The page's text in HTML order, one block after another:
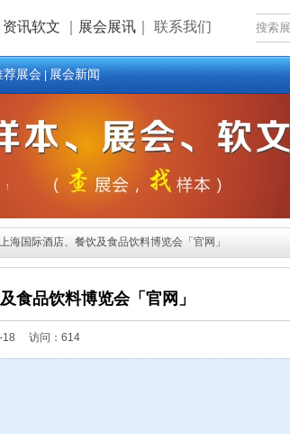
资讯软文 展会展讯 联系我们
荐展会|展会新闻
际酒店、餐饮及食品饮料博览会「官网」
食品饮料博览会「官网」
18 访问：614